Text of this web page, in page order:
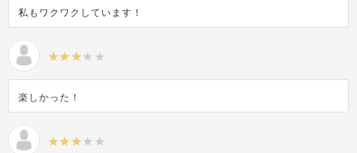
私もワクワクしています！
楽しかった！